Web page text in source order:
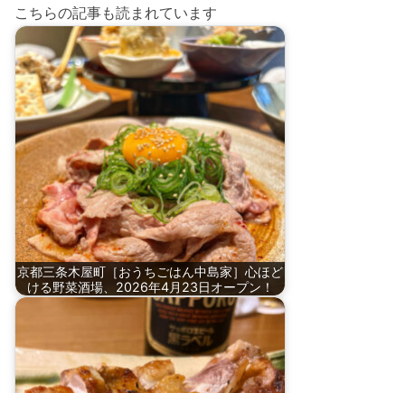
こちらの記事も読まれています
京都三条木屋町［おうちごはん中島家］心ほど
ける野菜酒場、2026年4月23日オープン！